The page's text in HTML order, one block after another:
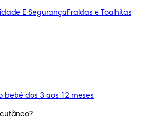
E SegurançaFraldas e Toalhitas
bebé dos 3 aos 12 meses